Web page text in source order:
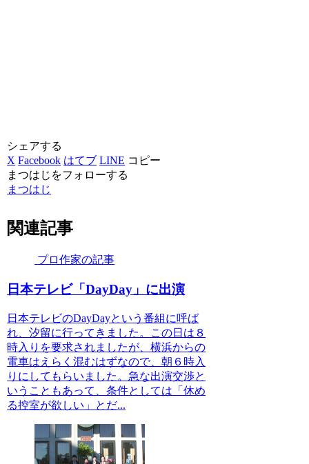
シェアする
X Facebook はてブ LINE コピー
まつはじをフォローする
まつはじ
関連記事
プロ作家の記事
日本テレビ「DayDay」に出演
日本テレビのDayDayという番組に呼ば
れ、汐留に行ってきました。この日は８
時入りを要求されましたが、横浜からの
電車はえらく混むはずなので、朝６時入
りにしてもらいました。急な出演交渉と
いうこともあって、条件としては「休め
る控室が欲しい」とだ...